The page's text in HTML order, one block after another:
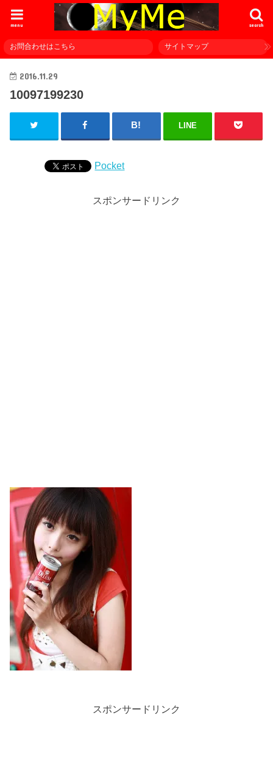
search
menu
お問合わせはこちら サイトマップ
2016.11.29
10097199230
LINE
Pocket
スポンサードリンク
スポンサードリンク